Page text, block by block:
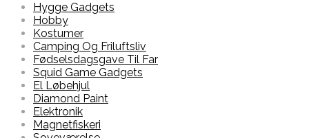
Hygge Gadgets
Hobby
Kostumer
Camping Og Friluftsliv
Fødselsdagsgave Til Far
Squid Game Gadgets
El Løbehjul
Diamond Paint
Elektronik
Magnetfiskeri